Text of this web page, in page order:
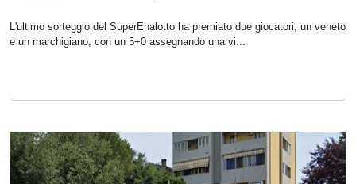
L'ultimo sorteggio del SuperEnalotto ha premiato due giocatori, un veneto
e un marchigiano, con un 5+0 assegnando una vi...